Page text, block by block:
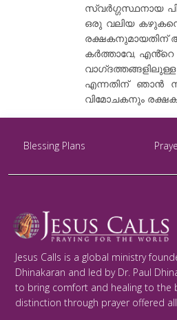
സ്വർഗ്ഗസ്ഥനായ
ഒരു വലിയ
രക്ഷകനുമായതിന്
കർത്താവേ,
എന്നതിന് ഞാൻ
വിമോചകനും
Blessing Plans
Jesus Calls is a global ministry
Dhinakaran and led by Dr. Paul
to bring comfort and healing to the
distinction through prayer offered